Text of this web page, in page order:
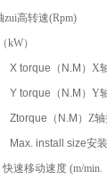
zui高转速(Rpm)
kW）
X torque （ N.M ）X
Y torque （ N.M ）Y
Ztorque （ N.M ）Z
Max. install size安
速移动速度 (m/min.